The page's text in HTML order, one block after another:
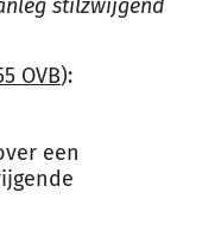
stilzwijgend
OVB):
een